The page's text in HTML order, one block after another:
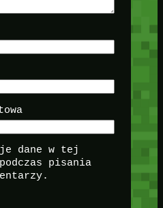
dane w tej
pisania